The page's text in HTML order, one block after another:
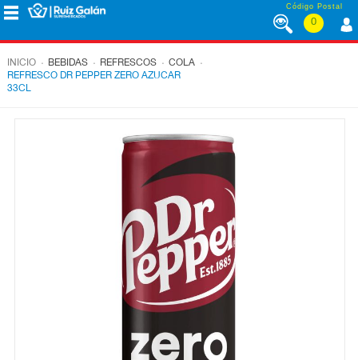
Saltar al contenido Código Postal
0
CORPORATIVO
INICIO . BEBIDAS . REFRESCOS . COLA .
REFRESCO DR PEPPER ZERO AZUCAR
33CL